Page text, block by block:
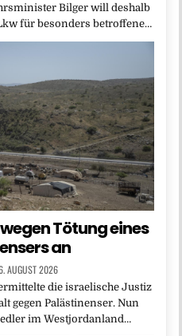
Bilger will deshalb
für besonders betroffene…
Tötung eines
an
AUGUST 2026
die israelische Justiz
gegen Palästinenser. Nun
im Westjordanland…